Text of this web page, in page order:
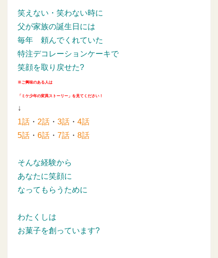
笑えない・笑わない時に
父が家族の誕生日には
毎年 頼んでくれていた
特注デコレーションケーキで
笑顔を取り戻せた?
※ご興味のある人は
「ミケ少年の変異ストーリー」を見てください！
↓
1話 ・ 2話 ・ 3話 ・ 4話
5話 ・ 6話 ・ 7話 ・ 8話
そんな経験から
あなたに笑顔に
なってもらうために
わたくしは
お菓子を創っています?